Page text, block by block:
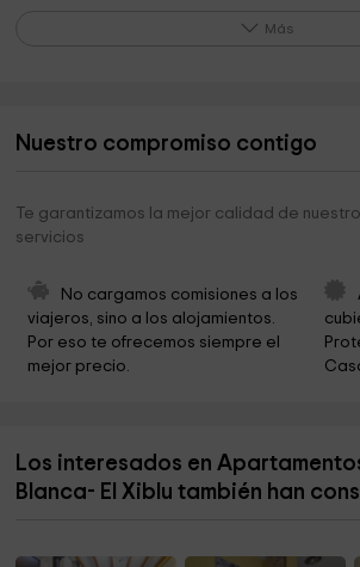
Ermita Nuestra Señora de Trobaniellu
Ermita del Santo Ángel
Iglesia de Nuestra Señora de los Remedios
Ermita de San José
Área recreativa de Ricabo
Santuario de la Virgen del Cébrano
Ermita de la Virgen Soberana
Más
Nuestro compromiso contigo
Te garantizamos la mejor calidad de
servicios
No cargamos comisiones a los
viajeros, sino a los alojamientos.
Por eso te ofrecemos siempre el
mejor precio.
Los interesados en
Blanca- El Xiblu también han